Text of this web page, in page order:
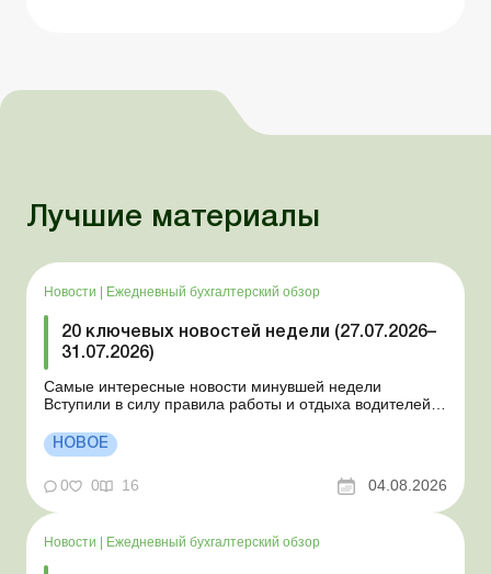
Лучшие материалы
Новости | Ежедневный бухгалтерский обзор
20 ключевых новостей недели (27.07.2026–
31.07.2026)
Самые интересные новости минувшей недели
Вступили в силу правила работы и отдыха водителей
положении Для сельхозпредприятий и ФЛП введены
новые разовые статистические формы Со 2 августа
изменяется порядок зачисления отдельных периодов
работы в стр...
НОВОЕ
0 0 16 04.08.2026
Новости Ежедневный бухгалтерский обзор